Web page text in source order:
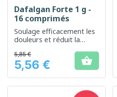
Dafalgan Forte 1 g -
16 comprimés
Soulage efficacement les
douleurs et réduit la
Prix
5,85 €
5,56 € 